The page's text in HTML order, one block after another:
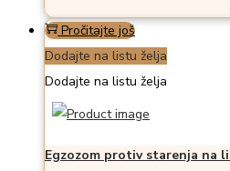
Pročitajte još
Dodajte na listu želja
Dodajte na listu želja
Egzozom protiv starenja na